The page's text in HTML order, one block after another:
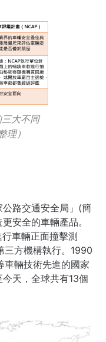
大不同
理）
路交通安全局」(簡
安全的車輛產品。
車輛正面撞擊測
三方機構執行。1990
車輛技術先進的國家
天，全球共有13個